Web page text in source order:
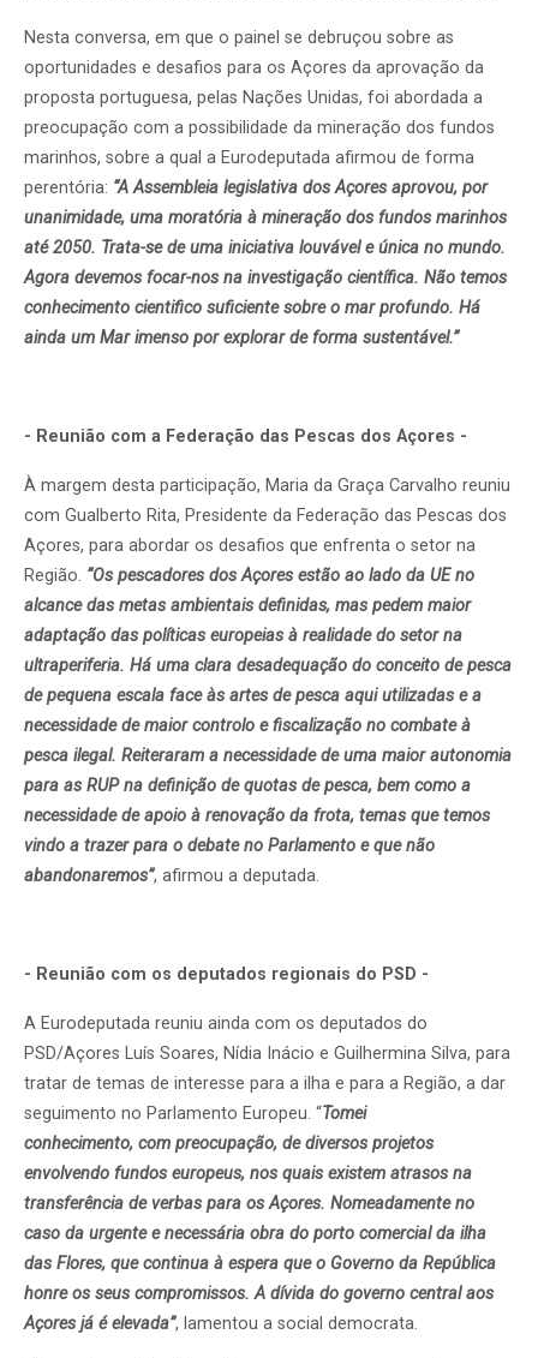
Nesta conversa, em que o painel se debruçou sobre as
oportunidades e desafios para os Açores da aprovação da
proposta portuguesa, pelas Nações Unidas, foi abordada a
preocupação com a possibilidade da mineração dos fundos
marinhos, sobre a qual a Eurodeputada afirmou de forma
perentória: “A Assembleia legislativa dos Açores aprovou, por
unanimidade, uma moratória à mineração dos fundos marinhos
até 2050. Trata-se de uma iniciativa louvável e única no mundo.
Agora devemos focar-nos na investigação científica. Não temos
conhecimento cientifico suficiente sobre o mar profundo. Há
ainda um Mar imenso por explorar de forma sustentável.”
- Reunião com a Federação das Pescas dos Açores -
À margem desta participação, Maria da Graça Carvalho reuniu
com Gualberto Rita, Presidente da Federação das Pescas dos
Açores, para abordar os desafios que enfrenta o setor na
Região. “Os pescadores dos Açores estão ao lado da UE no
alcance das metas ambientais definidas, mas pedem maior
adaptação das políticas europeias à realidade do setor na
ultraperiferia. Há uma clara desadequação do conceito de pesca
de pequena escala face às artes de pesca aqui utilizadas e a
necessidade de maior controlo e fiscalização no combate à
pesca ilegal. Reiteraram a necessidade de uma maior autonomia
para as RUP na definição de quotas de pesca, bem como a
necessidade de apoio à renovação da frota, temas que temos
vindo a trazer para o debate no Parlamento e que não
abandonaremos”, afirmou a deputada.
- Reunião com os deputados regionais do PSD -
A Eurodeputada reuniu ainda com os deputados do
PSD/Açores Luís Soares, Nídia Inácio e Guilhermina Silva, para
tratar de temas de interesse para a ilha e para a Região, a dar
seguimento no Parlamento Europeu. “Tomei
conhecimento, com preocupação, de diversos projetos
envolvendo fundos europeus, nos quais existem atrasos na
transferência de verbas para os Açores. Nomeadamente no
caso da urgente e necessária obra do porto comercial da ilha
das Flores, que continua à espera que o Governo da República
honre os seus compromissos. A dívida do governo central aos
Açores já é elevada”, lamentou a social democrata.